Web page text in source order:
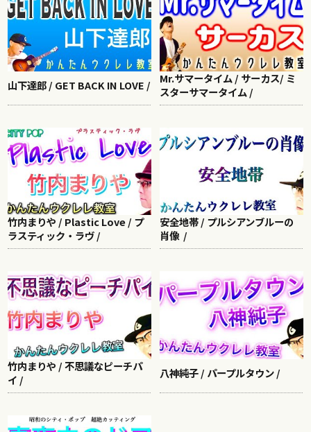
山下達郎 / GET BACK IN LOVE /
Mr.サマータイム / サーカス/ ミ
スターサマータイム /
竹内まりや / Plastic Love / プ
ラスティック・ラヴ /
安全地帯 / プルシアンブルーの
肖像 /
竹内まりや / 不思議なピーチパ
イ /
八神純子 / パープルタウン /